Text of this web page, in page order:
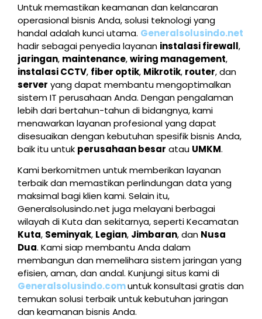
Untuk memastikan keamanan dan kelancaran
operasional bisnis Anda, solusi teknologi yang
handal adalah kunci utama. Generalsolusindo.net
hadir sebagai penyedia layanan instalasi firewall,
jaringan, maintenance,wiring management,
instalasi CCTV, fiber optik, Mikrotik, router, dan
server yang dapat membantu mengoptimalkan
sistem IT perusahaan Anda. Dengan pengalaman
lebih dari bertahun-tahun di bidangnya, kami
menawarkan layanan profesional yang dapat
disesuaikan dengan kebutuhan spesifik bisnis Anda,
baik itu untuk perusahaan besar atau UMKM.
Kami berkomitmen untuk memberikan layanan
terbaik dan memastikan perlindungan data yang
maksimal bagi klien kami. Selain itu,
Generalsolusindo.net juga melayani berbagai
wilayah di Kuta dan sekitarnya, seperti Kecamatan
Kuta, Seminyak, Legian, Jimbaran, dan Nusa
Dua. Kami siap membantu Anda dalam
membangun dan memelihara sistem jaringan yang
efisien, aman, dan andal. Kunjungi situs kami di
Generalsolusindo.comuntuk konsultasi gratis dan
temukan solusi terbaik untuk kebutuhan jaringan
dan keamanan bisnis Anda.